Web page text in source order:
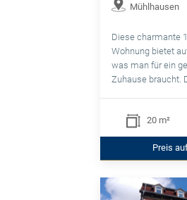
Mühlhausen
Diese charmante
Wohnung bietet
was man für ein
Zuhause braucht.
20 m²
Preis